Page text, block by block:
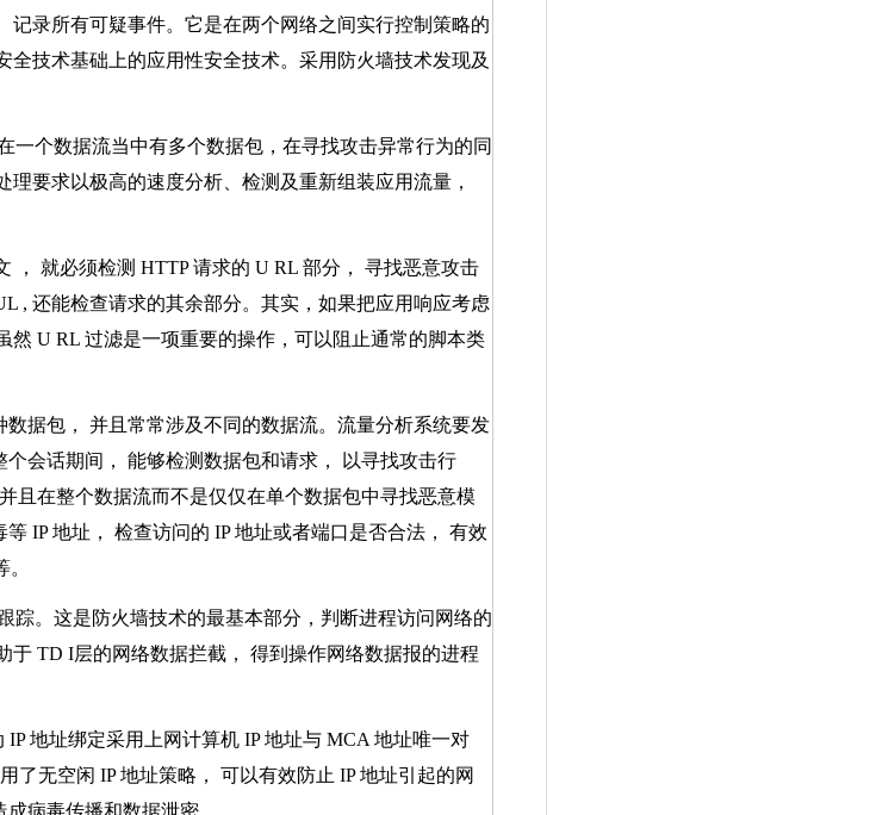
记录所有可疑事件。它是在两个网络之间实行控制策略的
全技术基础上的应用性安全技术。采用防火墙技术发现及
一个数据流当中有多个数据包，在寻找攻击异常行为的同
要求以极高的速度分析、检测及重新组装应用流量，
， 就必须检测 HTTP请求的 U RL 部分， 寻找恶意攻击
, 还能检查请求的其余部分。其实，如果把应用响应考虑
然 U RL 过滤是一项重要的操作，可以阻止通常的脚本类
据包， 并且常常涉及不同的数据流。流量分析系统要发
会话期间， 能够检测数据包和请求， 以寻找攻击行
且在整个数据流而不是仅仅在单个数据包中寻找恶意模
等 IP地址， 检查访问的 IP地址或者端口是否合法， 有效
踪。这是防火墙技术的最基本部分，判断进程访问网络的
于 TD I层的网络数据拦截， 得到操作网络数据报的进程
IP地址绑定采用上网计算机 IP地址与 MCA 地址唯一对
了无空闲 IP地址策略， 可以有效防止 IP地址引起的网
病毒传播和数据泄密。